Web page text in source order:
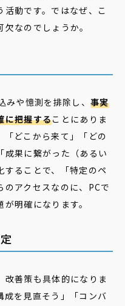
動です。ではなぜ、こ
なのでしょうか。
みや憶測を排除し、事実
に把握することにありま
どこから来て」「どの
成果に繋がった（あるい
することで、「特定のペ
アクセスなのに、PCで
明確になります。
改善策も具体的になりま
成を見直そう」「コンバ